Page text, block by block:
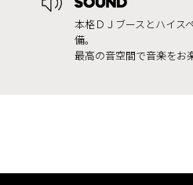
本格ＤＪブースとハイス
備。
最高の音空間で音楽をお